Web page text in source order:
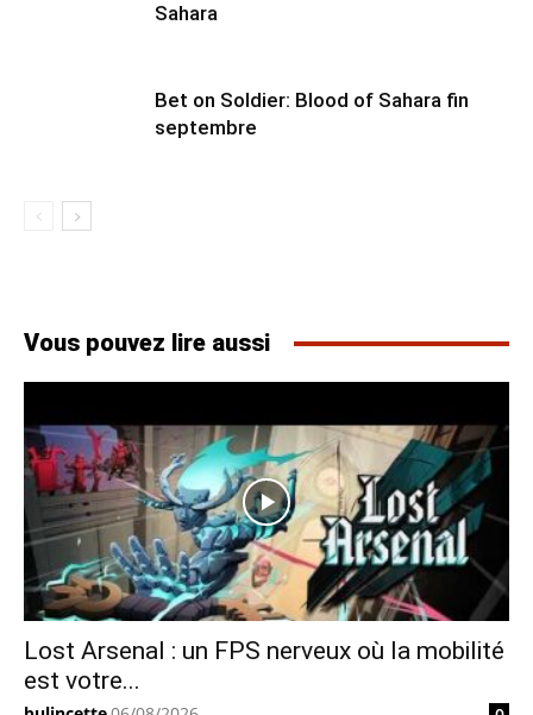
Sahara
Bet on Soldier: Blood of Sahara fin
septembre
Vous pouvez lire aussi
Lost Arsenal : un FPS nerveux où la mobilité
est votre...